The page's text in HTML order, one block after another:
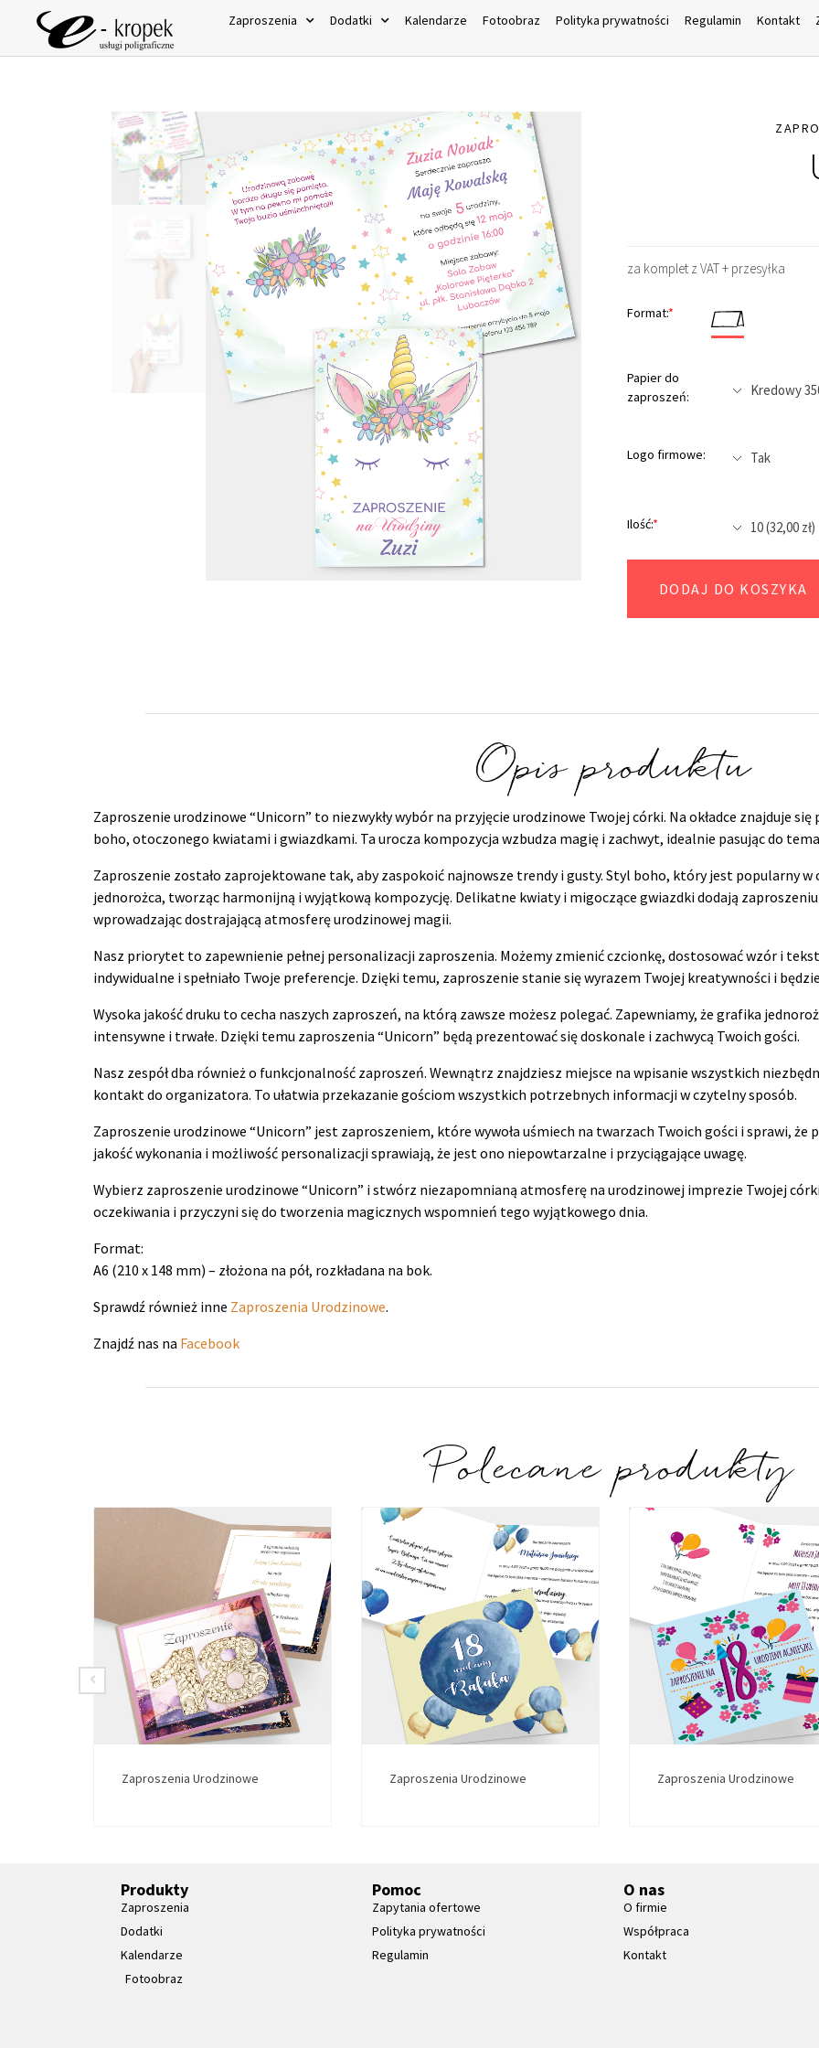
Zaproszenia Dodatki Kalendarze Fotoobraz Polityka prywatności Regulamin Kontakt
za komplet z VAT + przesyłka
Format:*
Papier do
zaproszeń:
Logo firmowe:
Ilość:*
DODAJ DO KOSZYKA
Opis produktu
Zaproszenie urodzinowe “Unicorn” to niezwykły wybór na przyjęcie urodzinowe Twojej córki. Na okładce znajduje
boho, otoczonego kwiatami i gwiazdkami. Ta urocza kompozycja wzbudza magię i zachwyt, idealnie pasując do
Zaproszenie zostało zaprojektowane tak, aby zaspokoić najnowsze trendy i gusty. Styl boho, który jest popularny
jednorożca, tworząc harmonijną i wyjątkową kompozycję. Delikatne kwiaty i migoczące gwiazdki dodają
wprowadzając dostrajającą atmosferę urodzinowej magii.
Nasz priorytet to zapewnienie pełnej personalizacji zaproszenia. Możemy zmienić czcionkę, dostosować wzór i
indywidualne i spełniało Twoje preferencje. Dzięki temu, zaproszenie stanie się wyrazem Twojej kreatywności i
Wysoka jakość druku to cecha naszych zaproszeń, na którą zawsze możesz polegać. Zapewniamy, że grafika
intensywne i trwałe. Dzięki temu zaproszenia “Unicorn” będą prezentować się doskonale i zachwycą Twoich gości.
Nasz zespół dba również o funkcjonalność zaproszeń. Wewnątrz znajdziesz miejsce na wpisanie wszystkich
kontakt do organizatora. To ułatwia przekazanie gościom wszystkich potrzebnych informacji w czytelny sposób.
Zaproszenie urodzinowe “Unicorn” jest zaproszeniem, które wywoła uśmiech na twarzach Twoich gości i sprawi, że
jakość wykonania i możliwość personalizacji sprawiają, że jest ono niepowtarzalne i przyciągające uwagę.
Wybierz zaproszenie urodzinowe “Unicorn” i stwórz niezapomnianą atmosferę na urodzinowej imprezie Twojej
oczekiwania i przyczyni się do tworzenia magicznych wspomnień tego wyjątkowego dnia.
Format:
A6 (210 x 148 mm) – złożona na pół, rozkładana na bok.
Sprawdź również inne Zaproszenia Urodzinowe.
Znajdź nas na Facebook
Polecane produkty
Zaproszenia Urodzinowe Zaproszenia Urodzinowe Zaproszenia Urodzinowe
Produkty
Zaproszenia
Dodatki
Kalendarze
Fotoobraz
Pomoc
Zapytania ofertowe
Polityka prywatności
Regulamin
O nas
O firmie
Współpraca
Kontakt